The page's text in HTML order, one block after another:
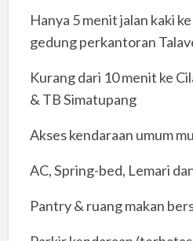
Hanya 5 menit jalan kaki
gedung perkantoran
Kurang dari 10 menit ke
& TB Simatupang
Akses kendaraan umum
AC, Spring-bed, Lemari
Pantry & ruang makan